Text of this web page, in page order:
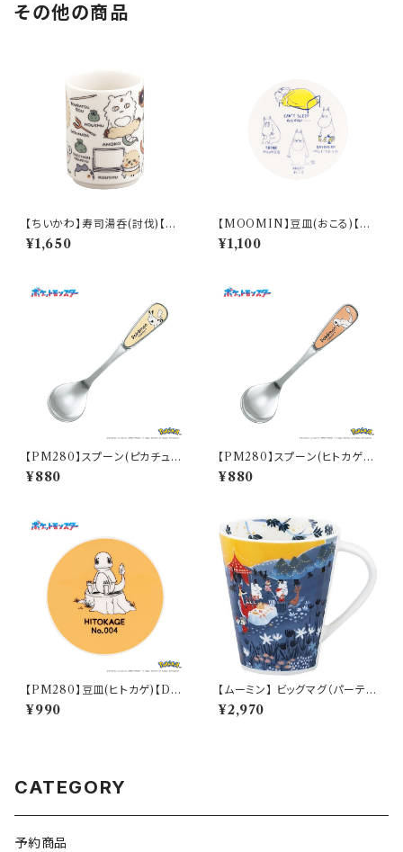
その他の商品
【ちいかわ】寿司湯呑(討伐)【CK
W50】CKW52-327
¥1,650
【MOOMIN】豆皿(おこる)【M
M14000】MM14003-333
¥1,100
【PM280】スプーン(ピカチュ
ウ)【Daily Sketch】PM284-8
50
¥880
【PM280】スプーン(ヒトカゲ)
【Daily Sketch】PM282-850
¥880
【PM280】豆皿(ヒトカゲ)【Dail
y Sketch】PM282-333
¥990
【ムーミン】 ビッグマグ（パーテ
ィ）【MM3200】MM3203-35
¥2,970
CATEGORY
予約商品